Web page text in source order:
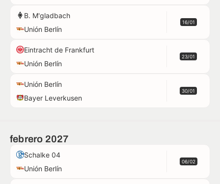
B. M'gladbach
Unión Berlín
16/01
Eintracht de Frankfurt
Unión Berlín
23/01
Unión Berlín
Bayer Leverkusen
30/01
febrero 2027
Schalke 04
Unión Berlín
06/02